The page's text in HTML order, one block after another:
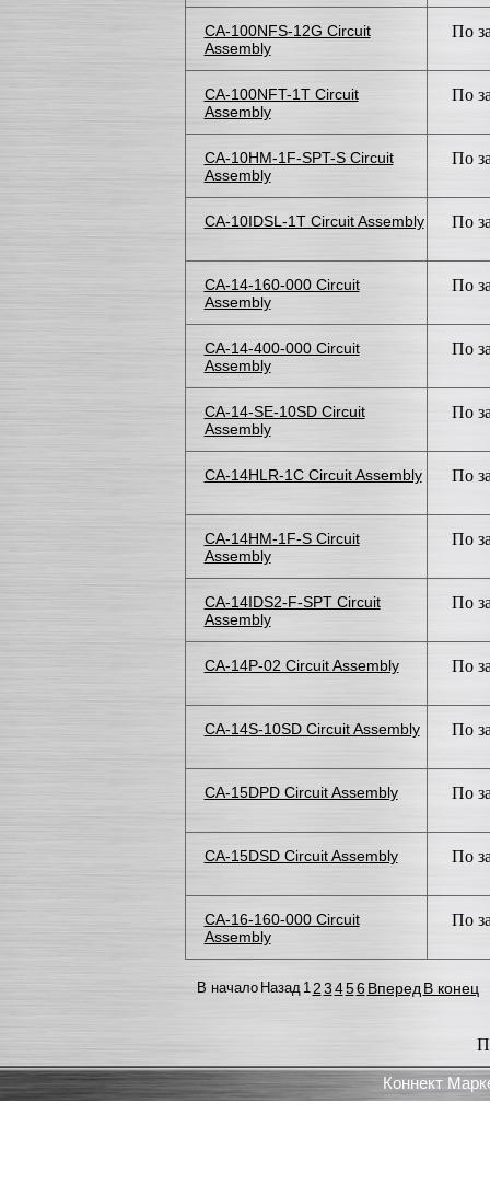
CA-100NFS-12G Circuit
Assembly
По
CA-100NFT-1T Circuit
Assembly
По
CA-10HM-1F-SPT-S Circuit
Assembly
По
CA-10IDSL-1T Circuit Assembly По
CA-14-160-000 Circuit
Assembly
По
CA-14-400-000 Circuit
Assembly
По
CA-14-SE-10SD Circuit
Assembly
По
CA-14HLR-1C Circuit Assembly По
CA-14HM-1F-S Circuit
Assembly
По
CA-14IDS2-F-SPT Circuit
Assembly
По
CA-14P-02 Circuit Assembly По
CA-14S-10SD Circuit Assembly По
CA-15DPD Circuit Assembly По
CA-15DSD Circuit Assembly По
CA-16-160-000 Circuit
Assembly
По
В начало Назад 1 23456 Вперед В конец
Коннект